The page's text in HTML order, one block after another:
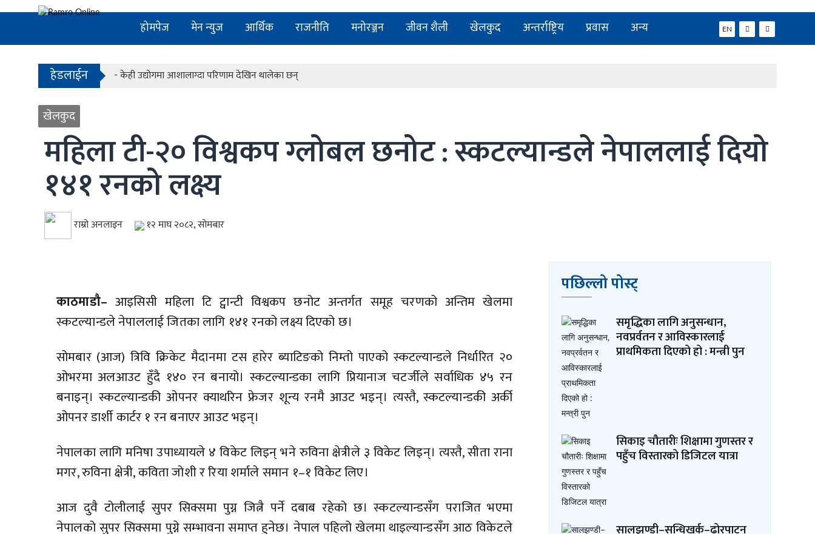
होमपेज मेन न्युज आर्थिक राजनीति मनोरञ्जन जीवन शैली खेलकुद अन्तर्राष्ट्रिय प्रवास अन्य EN
हेडलाईन
- देश बनाउन प्रधानमन्त्री मात्र होइन, सक्षम टोली र सचेत नागरिक पनि चाहिन्छ
- समृद्धिका लागि अनुसन्धान, नवप्रर्वतन र आविस्कारलाई प्राथमिकता दिएको हो : मन्त्री पुन
- केही उद्योगमा आशालाग्दा परिणाम देखिन थालेका छन्
खेलकुद
महिला टी-२० विश्वकप ग्लोबल छनोट : स्कटल्यान्डले नेपाललाई दियो
१४१ रनको लक्ष्य
राम्रो अनलाइन १२ माघ २०८२, सोमबार
काठमाडौ– आइसिसी महिला टि ट्वान्टी विश्वकप छनोट अन्तर्गत समूह चरणको अन्तिम खेलमा
स्कटल्यान्डले नेपाललाई जितका लागि १४१ रनको लक्ष्य दिएको छ।
सोमबार (आज) त्रिवि क्रिकेट मैदानमा टस हारेर ब्याटिङको निम्तो पाएको स्कटल्यान्डले निर्धारित २०
ओभरमा अलआउट हुँदै १४० रन बनायो। स्कटल्यान्डका लागि प्रियानाज चटर्जीले सर्वाधिक ४५ रन
बनाइन्। स्कटल्यान्डकी ओपनर क्याथरिन फ्रेजर शून्य रनमै आउट भइन्। त्यस्तै, स्कटल्यान्डकी अर्की
ओपनर डार्शी कार्टर १ रन बनाएर आउट भइन्।
नेपालका लागि मनिषा उपाध्यायले ४ विकेट लिइन् भने रुविना क्षेत्रीले ३ विकेट लिइन्। त्यस्तै, सीता राना
मगर, रुविना क्षेत्री, कविता जोशी र रिया शर्माले समान १–१ विकेट लिए।
आज दुवै टोलीलाई सुपर सिक्समा पुग्न जित्नै पर्ने दबाब रहेको छ। स्कटल्यान्डसँग पराजित भएमा
नेपालको सुपर सिक्समा पुग्ने सम्भावना समाप्त हुनेछ। नेपाल पहिलो खेलमा थाइल्यान्डसँग आठ विकेटले
पछिल्लो पोस्ट्
समृद्धिका लागि अनुसन्धान,
नवप्रर्वतन र आविस्कारलाई
प्राथमिकता दिएको हो : मन्त्री पुन
सिकाइ चौतारीः शिक्षामा गुणस्तर र
पहुँच विस्तारको डिजिटल यात्रा
सालझण्डी–सन्धिखर्क–ढोरपाटन